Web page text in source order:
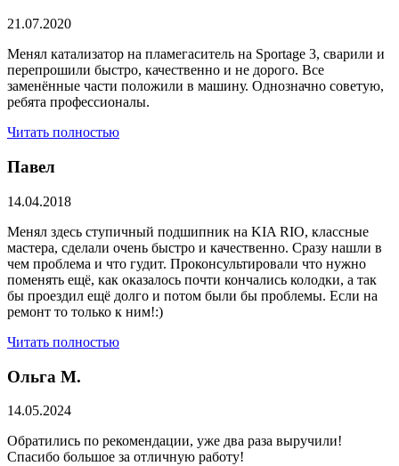
21.07.2020
Менял катализатор на пламегаситель на Sportage 3, сварили и
перепрошили быстро, качественно и не дорого. Все
заменённые части положили в машину. Однозначно советую,
ребята профессионалы.
Читать полностью
Павел
14.04.2018
Менял здесь ступичный подшипник на KIA RIO, классные
мастера, сделали очень быстро и качественно. Сразу нашли в
чем проблема и что гудит. Проконсультировали что нужно
поменять ещё, как оказалось почти кончались колодки, а так
бы проездил ещё долго и потом были бы проблемы. Если на
ремонт то только к ним!:)
Читать полностью
Ольга М.
14.05.2024
Обратились по рекомендации, уже два раза выручили!
Спасибо большое за отличную работу!